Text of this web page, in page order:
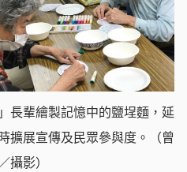
長輩繪製記憶中的鹽埕麵，延
擴展宣傳及民眾參與度。（曾
攝影）